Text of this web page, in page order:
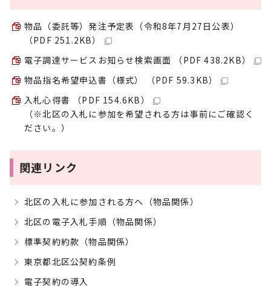
物品（委託等）発注予定表（令和8年7月27日公表）
（PDF 251.2KB）
電子調達サービスお知らせ検索画面 （PDF 438.2KB）
物品指名希望申込書（様式） （PDF 59.3KB）
入札心得書 （PDF 154.6KB）
（※北区の入札に参加を希望される方は事前にご確認く
ださい。）
関連リンク
北区の入札に参加される方へ（物品関係）
北区の電子入札手順（物品関係）
標準契約約款（物品関係）
東京都北区公契約条例
電子契約の導入